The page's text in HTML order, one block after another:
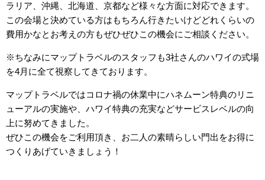
ラリア、沖縄、北海道、京都など様々な方面に対応できます。
この会場と決めている方はもちろん行きたいけどどれくらいの
費用かなとお考えの方もぜひぜひこの機会にご相談ください。
※ちなみにマップトラベルのスタッフも3社さんのハワイの式場
を4月に全て視察してきております。
マップトラベルではコロナ禍の休業中にハネムーン特典のリニ
ューアルの実施や、ハワイ特典の充実などサービスレベルの向
上に努めてきました。
ぜひこの機会をご利用頂き、お二人の素晴らしい門出をお得に
つくりあげていきましょう！